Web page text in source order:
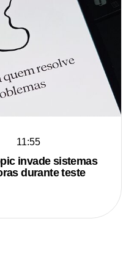
11:55
invade sistemas
durante teste